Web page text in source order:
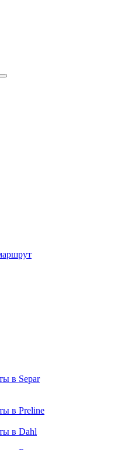
в Separ
в Preline
в Dahl